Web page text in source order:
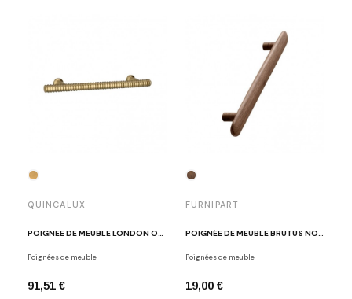
QUINCALUX
POIGNÉE DE MEUBLE LONDON OR MAT
Poignées de meuble
91,51 €
FURNIPART
POIGNÉE DE MEUBLE BRUTUS NOYER LAQUÉ
Poignées de meuble
19,00 €